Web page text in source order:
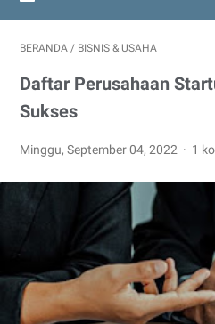
BERANDA / BISNIS & USAHA
Daftar Perusahaan
Sukses
Minggu, September 04, 2022 1